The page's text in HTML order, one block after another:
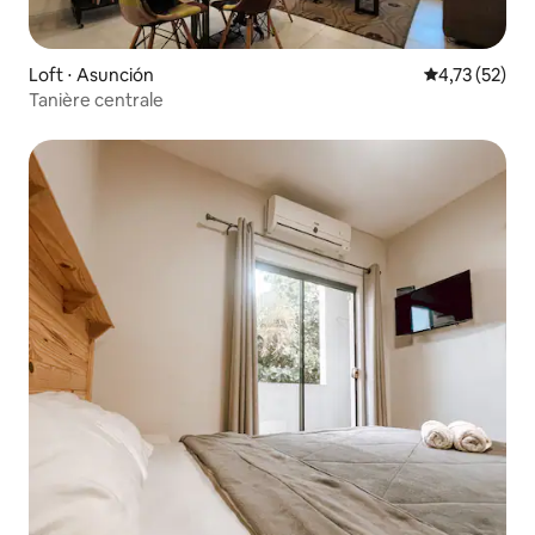
Loft ⋅ Asunción Évaluation
4,73 (52)
Tanière centrale